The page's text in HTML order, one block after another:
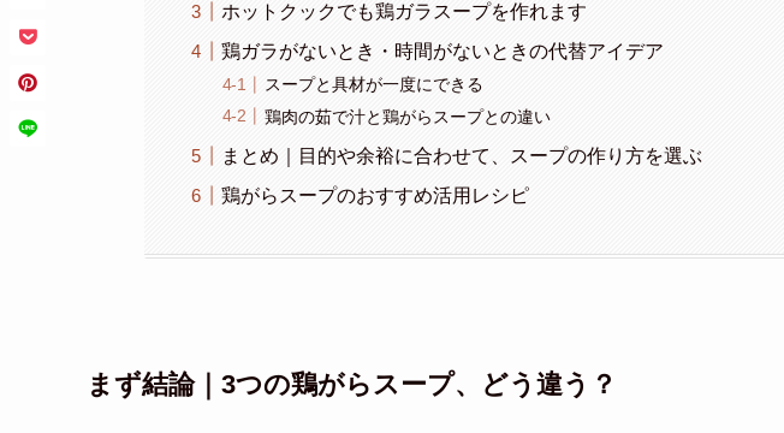
ホットクックでも鶏ガラスープを作れます
鶏ガラがないとき・時間がないときの代替アイデア
スープと具材が一度にできる
鶏肉の茹で汁と鶏がらスープとの違い
まとめ｜目的や余裕に合わせて、スープの作り方を選ぶ
鶏がらスープのおすすめ活用レシピ
まず結論｜3つの鶏がらスープ、どう違う？